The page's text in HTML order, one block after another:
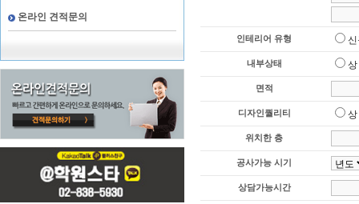
온라인 견적문의
인테리어 유형
내부상태 상
면적
디자인퀄리티 상
위치한 층
공사가능 시기
상담가능시간